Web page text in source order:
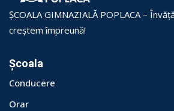
ŞCOALA GIMNAZIALĂ POPLACA –
creștem împreună!
Școala
Conducere
Orar